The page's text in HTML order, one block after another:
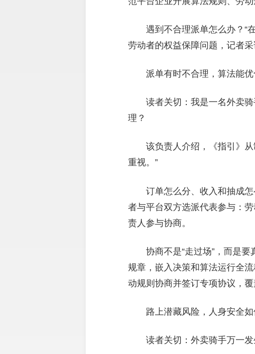
遇到不合理派单怎么办？“
劳动者的权益保障问题，记者
派单有时不合理，算法能
读者关切：我是一名外卖
理？
该负责人介绍，《指引》
重视。”
订单怎么分、收入和抽成
者与平台双方选派代表参与：
责人参与协商。
协商不是“走过场”，而是
规章，嵌入决策和算法运行全
动规则协商并签订专项协议，
路上潜藏风险，人身安全
读者关切：外卖骑手万一